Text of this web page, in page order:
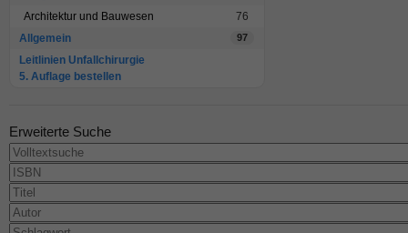
Architektur und Bauwesen
76
Allgemein
97
Leitlinien Unfallchirurgie
5. Auflage bestellen
Erweiterte Suche